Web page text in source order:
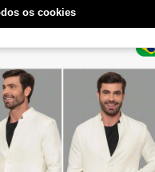
os cookies